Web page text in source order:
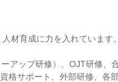
材育成に力を入れています
アップ研修）、OJT研修、
格サポート、外部研修、各